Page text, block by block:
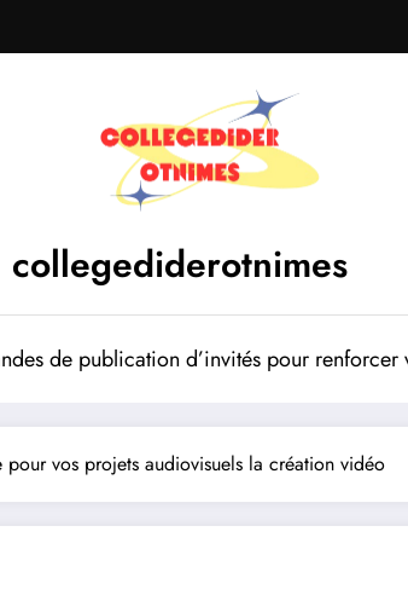
collegediderotnimes
de publication d’invités pour
vos projets audiovisuels la création vidéo